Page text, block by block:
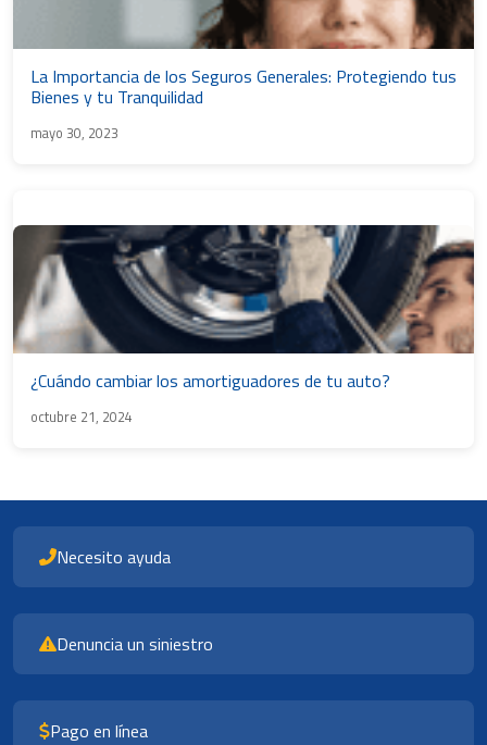
La Importancia de los Seguros Generales: Protegiendo tus
Bienes y tu Tranquilidad
mayo 30, 2023
¿Cuándo cambiar los amortiguadores de tu auto?
octubre 21, 2024
Necesito ayuda
Denuncia un siniestro
Pago en línea